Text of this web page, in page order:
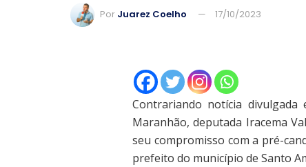
Por Juarez Coelho 17/10/2023
Contrariando notícia
Maranhão, deputada Iracema
seu compromisso com a pré-
prefeito do município de Santo